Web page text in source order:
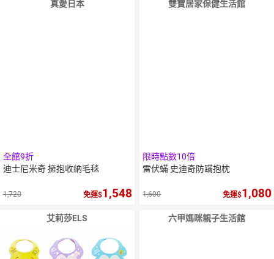
真愛日本
全館9折
迪士尼米奇 擁抱收納毛毯
1,720 免運 1,548
雙寶居家保健生活館
限時點數10倍
雷伏蟎 史迪奇防蹣抱枕
1,600 免運 1,080
艾莉莎ELS 六甲媽咪親子生活館